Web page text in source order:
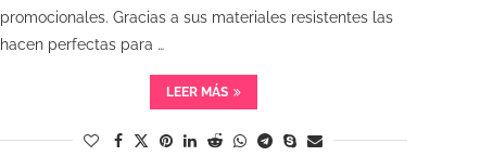
promocionales. Gracias a sus materiales resistentes las
hacen perfectas para …
LEER MÁS